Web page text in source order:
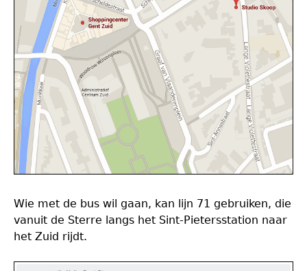
Wie met de bus wil gaan, kan lijn 71 gebruiken, die
vanuit de Sterre langs het Sint-Pietersstation naar
het Zuid rijdt.